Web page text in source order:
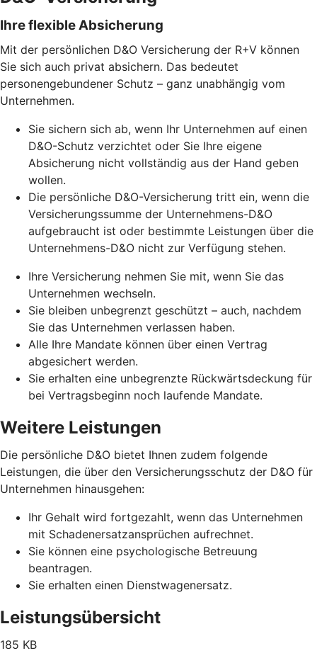
Ihre flexible Absicherung
Mit der persönlichen D&O Versicherung der R+V können
Sie sich auch privat absichern. Das bedeutet
personengebundener Schutz – ganz unabhängig vom
Unternehmen.
Sie sichern sich ab, wenn Ihr Unternehmen auf einen
D&O-Schutz verzichtet oder Sie Ihre eigene
Absicherung nicht vollständig aus der Hand geben
wollen.
Die persönliche D&O-Versicherung tritt ein, wenn die
Versicherungssumme der Unternehmens-D&O
aufgebraucht ist oder bestimmte Leistungen über die
Unternehmens-D&O nicht zur Verfügung stehen.
Ihre Versicherung nehmen Sie mit, wenn Sie das
Unternehmen wechseln.
Sie bleiben unbegrenzt geschützt – auch, nachdem
Sie das Unternehmen verlassen haben.
Alle Ihre Mandate können über einen Vertrag
abgesichert werden.
Sie erhalten eine unbegrenzte Rückwärtsdeckung für
bei Vertragsbeginn noch laufende Mandate.
Weitere Leistungen
Die persönliche D&O bietet Ihnen zudem folgende
Leistungen, die über den Versicherungsschutz der D&O für
Unternehmen hinausgehen:
Ihr Gehalt wird fortgezahlt, wenn das Unternehmen
mit Schadenersatzansprüchen aufrechnet.
Sie können eine psychologische Betreuung
beantragen.
Sie erhalten einen Dienstwagenersatz.
Leistungsübersicht
185 KB